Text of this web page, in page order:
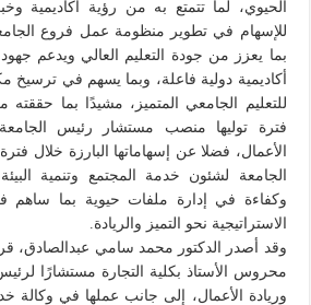
الحيوي، لما تتمتع به من رؤية أكاديمية
للإسهام في تطوير منظومة عمل فروع
بما يعزز من جودة التعليم العالي ويدعم
أكاديمية دولية فاعلة، وبما يسهم في ترسيخ
للتعليم الجامعي المتميز، مشيدًا بما حققته
فترة توليها منصب مستشار رئيس الجامعة
الأعمال، فضلا عن إسهاماتها البارزة خلال
الجامعة لشئون خدمة المجتمع وتنمية
وكفاءة في إدارة ملفات حيوية بما ساهم
الاستراتيجية نحو التميز والريادة.
وقد أصدر الدكتور محمد سامي عبدالصادق،
محروس الأستاذ بكلية التجارة مستشارًا لرئيس
وريادة الأعمال، إلى جانب عملها في وكالة